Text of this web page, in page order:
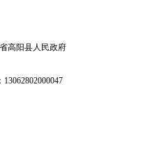
高阳县人民政府